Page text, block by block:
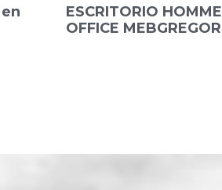
ESCRITORIO HOMME
OFFICE MEBGREGOR